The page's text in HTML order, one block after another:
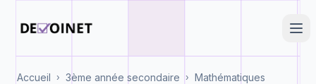
Accueil › 3ème année secondaire › Mathématiques